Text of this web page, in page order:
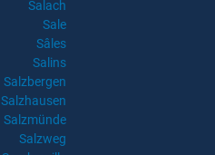
Salach
Sale
Sâles
Salins
Salzbergen
Salzhausen
Salzmünde
Salzweg